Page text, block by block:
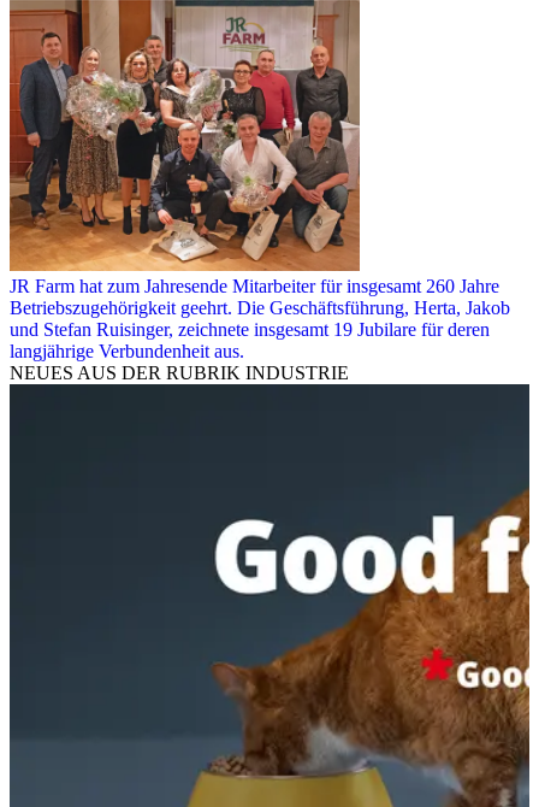
JR Farm hat zum Jahresende Mitarbeiter für insgesamt 260 Jahre
Betriebszugehörigkeit geehrt. Die Geschäftsführung, Herta, Jakob
und Stefan Ruisinger, zeichnete insgesamt 19 Jubilare für deren
langjährige Verbundenheit aus.
NEUES AUS DER RUBRIK INDUSTRIE